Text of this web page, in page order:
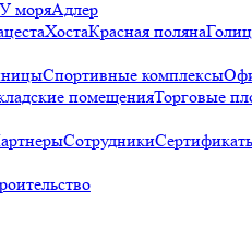
У моряАдлер
ХостаКрасная поляна
Спортивные комплексы
помещенияТорговые
Сотрудники